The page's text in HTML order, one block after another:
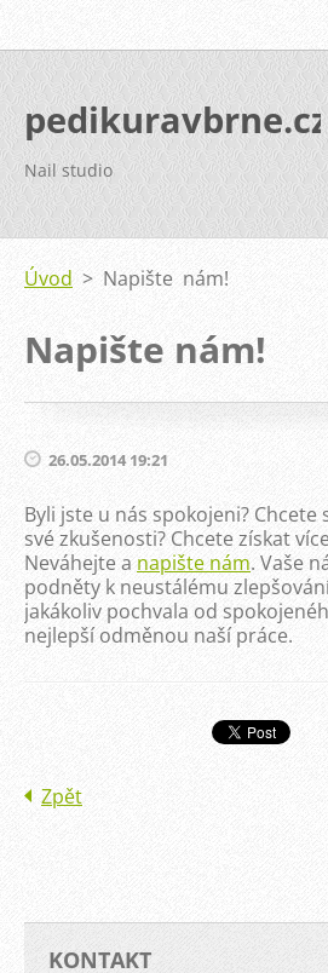
pedikuravbrne.cz
Nail studio
Úvod > Napište nám!
Napište nám!
26.05.2014 19:21
Byli jste u nás spokojeni?
své zkušenosti? Chcete získat
Neváhejte a napište nám. Vaše
podněty k neustálému
jakákoliv pochvala od
nejlepší odměnou naší práce.
Zpět
KONTAKT